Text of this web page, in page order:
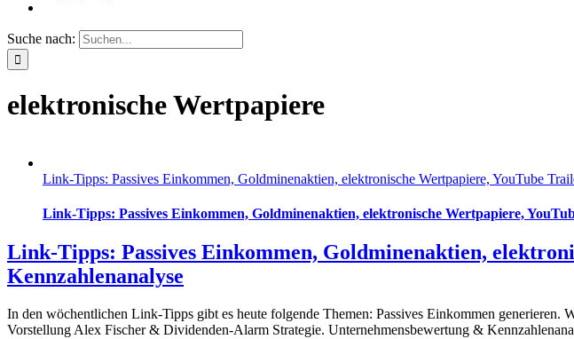
Suche nach:
elektronische Wertpapiere
Link-Tipps: Passives Einkommen, Goldminenaktien, elektronische Wertpapiere, YouTube
Link-Tipps: Passives Einkommen, Goldminenaktien, elektronische Wertpapiere,
Link-Tipps: Passives Einkommen, Goldminenaktien,
Kennzahlenanalyse
In den wöchentlichen Link-Tipps gibt es heute folgende Themen: Passives Einkommen
Vorstellung Alex Fischer & Dividenden-Alarm Strategie. Unternehmensbewertung &